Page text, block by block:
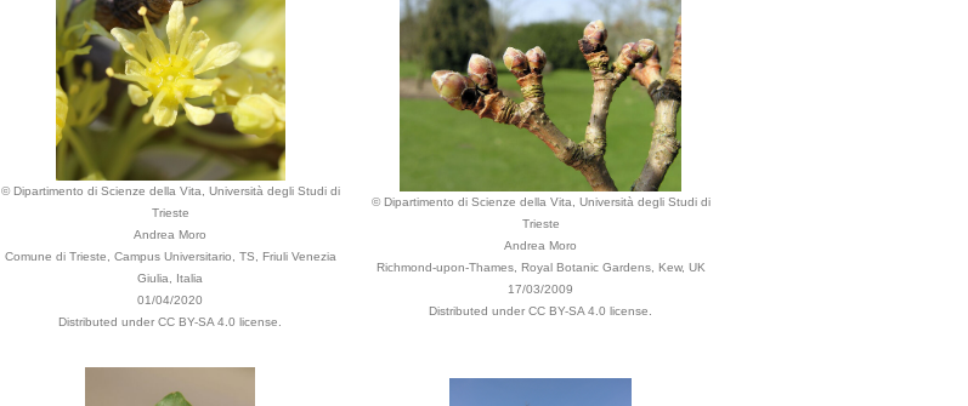
© Dipartimento di Scienze della Vita, Università degli Studi di
Trieste
Andrea Moro
Comune di Trieste, Campus Universitario, TS, Friuli Venezia
Giulia, Italia
01/04/2020
Distributed under CC BY-SA 4.0 license.
© Dipartimento di Scienze della Vita, Università degli Studi di
Trieste
Andrea Moro
Richmond-upon-Thames, Royal Botanic Gardens, Kew, UK
17/03/2009
Distributed under CC BY-SA 4.0 license.